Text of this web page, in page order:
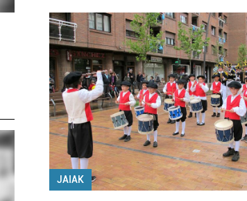
JAIAK